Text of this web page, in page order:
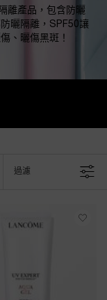
離產品，包含防曬
曬隔離，SPF50讓
、曬傷黑斑！
過濾
FILTER MENU